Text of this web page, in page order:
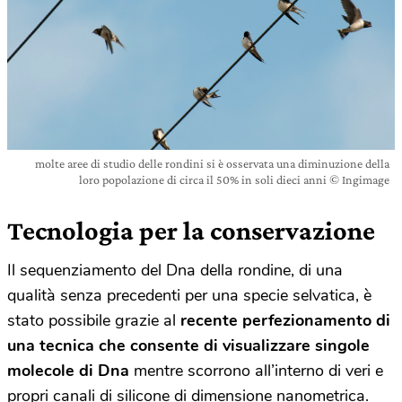
molte aree di studio delle rondini si è osservata una diminuzione della
loro popolazione di circa il 50% in soli dieci anni © Ingimage
Tecnologia per la conservazione
Il sequenziamento del Dna della rondine, di una
qualità senza precedenti per una specie selvatica, è
stato possibile grazie al recente perfezionamento di
una tecnica che consente di visualizzare singole
molecole di Dna mentre scorrono all’interno di veri e
propri canali di silicone di dimensione nanometrica.